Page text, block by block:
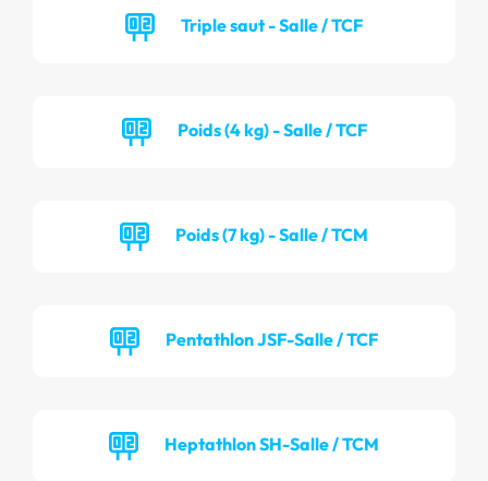
Triple saut - Salle / TCF
Poids (4 kg) - Salle / TCF
Poids (7 kg) - Salle / TCM
Pentathlon JSF-Salle / TCF
Heptathlon SH-Salle / TCM